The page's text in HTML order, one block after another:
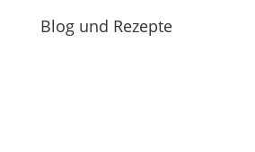
Blog und Rezepte